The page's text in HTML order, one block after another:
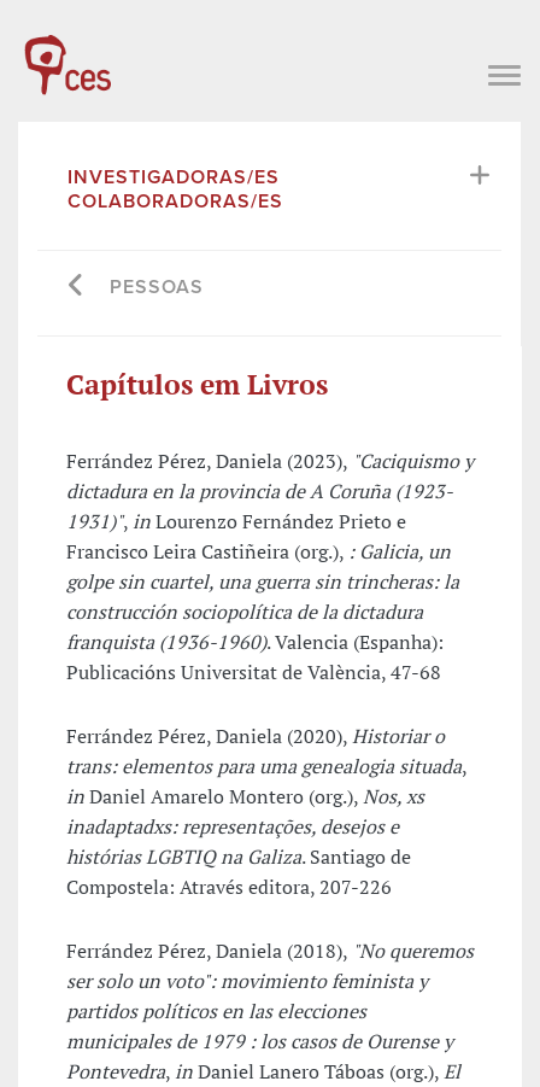
INVESTIGADORAS/ES
COLABORADORAS/ES
PESSOAS
Capítulos em Livros
Ferrández Pérez, Daniela (2023), "Caciquismo y
dictadura en la provincia de A Coruña (1923-
1931)",inLourenzo Fernández Prieto e
Francisco Leira Castiñeira (org.), : Galicia, un
golpe sin cuartel, una guerra sin trincheras: la
construcción sociopolítica de la dictadura
franquista (1936-1960). Valencia (Espanha):
Publicacións Universitat de València, 47-68
Ferrández Pérez, Daniela (2020),Historiar o
trans: elementos para uma genealogia situada,
inDaniel Amarelo Montero (org.),Nos, xs
inadaptadxs: representações, desejos e
histórias LGBTIQ na Galiza. Santiago de
Compostela: Através editora, 207-226
Ferrández Pérez, Daniela (2018), "No queremos
ser solo un voto": movimiento feminista y
partidos políticos en las elecciones
municipales de 1979 : los casos de Ourense y
Pontevedra,inDaniel Lanero Táboas (org.),El